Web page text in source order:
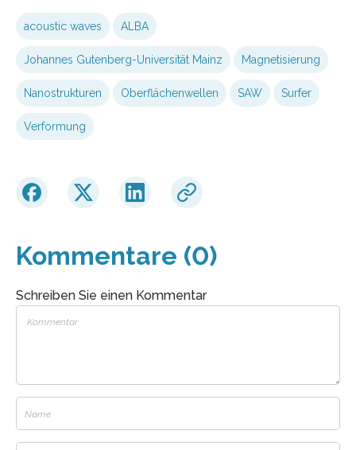
acoustic waves ALBA
Johannes Gutenberg-Universität Mainz Magnetisierung
Nanostrukturen Oberflächenwellen SAW Surfer
Verformung
Kommentare (0)
Schreiben Sie einen Kommentar